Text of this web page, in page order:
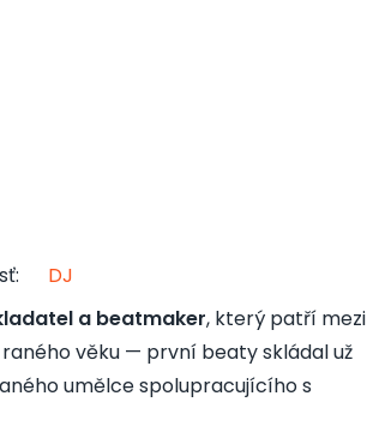
:
DJ
a beatmaker, který patří mezi
věku — první beaty skládal už
umělce spolupracujícího s